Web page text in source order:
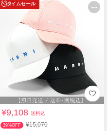
タイムセール
¥9,108送料込
39%OFF ¥15,070